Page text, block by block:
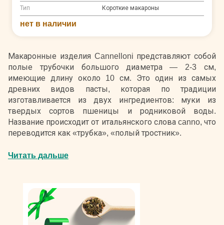
Макаронные изделия Cannelloni представляют собой
полые трубочки большого диаметра — 2-3 см,
имеющие длину около 10 см. Это один из самых
древних видов пасты, которая по традиции
изготавливается из двух ингредиентов: муки из
твердых сортов пшеницы и родниковой воды.
Название происходит от итальянского слова canno, что
переводится как «трубка», «полый тростник».
Пасту Каннеллони чаще всего фаршируют, а затем
карточек национальной кухни Италии. В роли начинки
для макарон используются мясной и рыбный фарш,
измельченные овощи, сыр, морепродукты, птица,
зелень. Фаршированные Каннеллони укладывают в
Читать дальше
Тип Короткие макароны
нет в наличии